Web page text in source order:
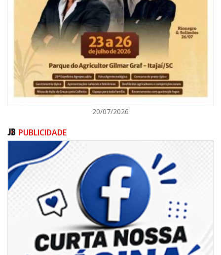
09/08/2026 | 07:00
Painel NIMOB 2026 reúne as principais lideranças para debater o futuro
econômico e imobiliário de Itajaí
BALNEÁRIO CAMBORIÚ
20/07/2026
PUBLICIDADE